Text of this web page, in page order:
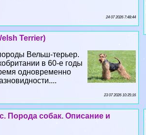
24 07 2026 7:48:44
Terrier)
Вельш-терьер.
в 60-е годы
одновременно
23 07 2026 10:35:16
Порода собак. Описание и